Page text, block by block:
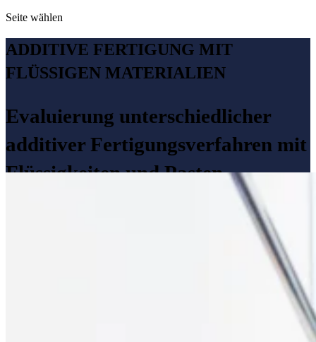
Seite wählen
ADDITIVE FERTIGUNG MIT
FLÜSSIGEN MATERIALIEN
Evaluierung unterschiedlicher
additiver Fertigungsverfahren mit
Flüssigkeiten und Pasten